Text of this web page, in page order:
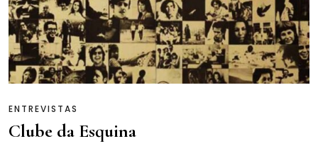
ENTREVISTAS
Clube da Esquina